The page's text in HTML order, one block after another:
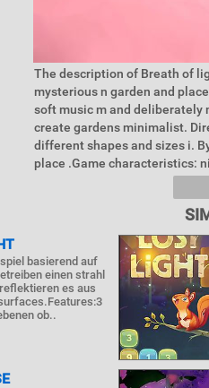
The description of Breath of
mysterious n garden and
soft music m and deliberately
create gardens minimalist.
different shapes and sizes i.
place .Game characteristics:
basierend auf
einen strahl
es aus
ob..